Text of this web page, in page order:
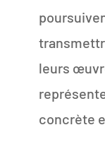
leurs
concrète